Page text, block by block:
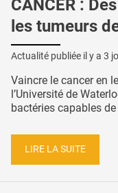
CANCER :
les tumeurs
Actualité publiée il y a 3
Vaincre le cancer en
l’Université de
bactéries capables
LIRE LA SUITE